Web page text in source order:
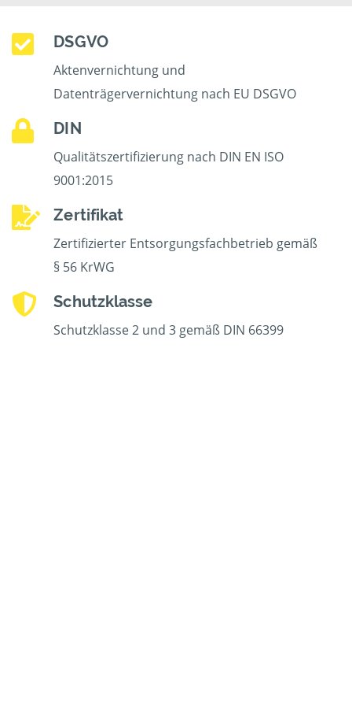
DSGVO
Aktenvernichtung und
Datenträgervernichtung nach EU DSGVO
DIN
Qualitätszertifizierung nach DIN EN ISO
9001:2015
Zertifikat
Zertifizierter Entsorgungsfachbetrieb gemäß
§ 56 KrWG
Schutzklasse
Schutzklasse 2 und 3 gemäß DIN 66399